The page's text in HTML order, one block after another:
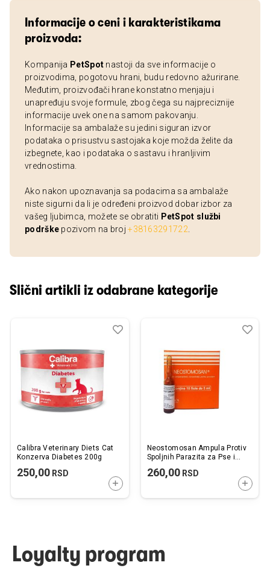
Informacije o ceni i karakteristikama
proizvoda:
Kompanija PetSpot nastoji da sve informacije o
proizvodima, pogotovu hrani, budu redovno ažurirane.
Međutim, proizvođači hrane konstatno menjaju i
unapređuju svoje formule, zbog čega su najpreciznije
informacije uvek one na samom pakovanju.
Informacije sa ambalaže su jedini siguran izvor
podataka o prisustvu sastojaka koje možda želite da
izbegnete, kao i podataka o sastavu i hranljivim
vrednostima.
Ako nakon upoznavanja sa podacima sa ambalaže
niste sigurni da li je određeni proizvod dobar izbor za
vašeg ljubimca, možete se obratiti PetSpot službi
podrške pozivom na broj+38163291722
Slični artikli iz odabrane kategorije
Calibra Veterinary Diets Cat
Konzerva Diabetes 200g
250,00 RSD
DODAJTE U KORPU
Dodaj
Uporedi
Neostomosan Ampula Protiv
Spoljnih Parazita za Pse i
260,00RSD
Loyalty program